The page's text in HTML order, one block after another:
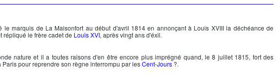
le marquis de La Maisonfort au début d'avril 1814 en annonçant à Louis XVIIIla déchéance de
répliqué le frère cadet de Louis XVI, après vingt ans d'éxil.
nature et il a toutes raisons d'en être encore plus imprégné quand, le8 juillet 1815, fort des
pour reprendre son règne interrompu par lesCent-Jours?.